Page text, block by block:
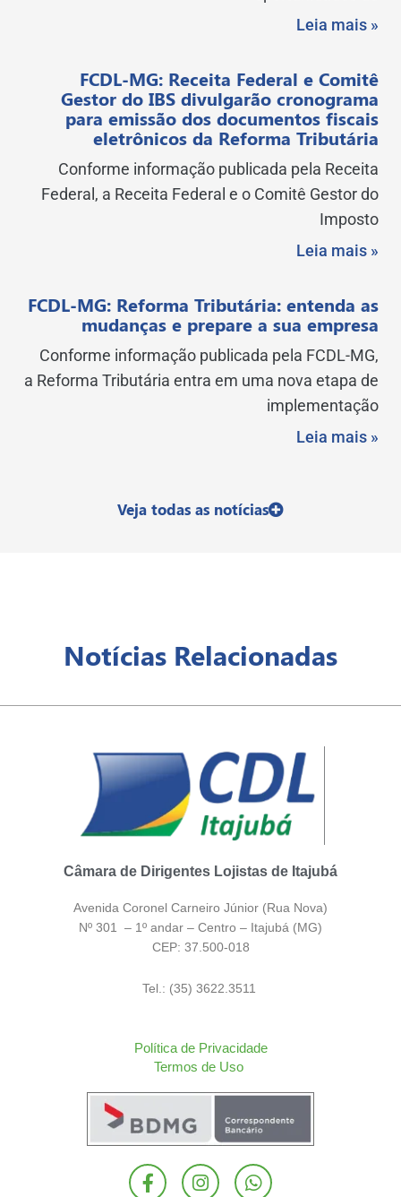
Leia mais »
FCDL-MG: Receita Federal e Comitê
Gestor do IBS divulgarão cronograma
para emissão dos documentos fiscais
eletrônicos da Reforma Tributária
Conforme informação publicada pela Receita
Federal, a Receita Federal e o Comitê Gestor do
Imposto
Leia mais »
FCDL-MG: Reforma Tributária: entenda as
mudanças e prepare a sua empresa
Conforme informação publicada pela FCDL-MG,
a Reforma Tributária entra em uma nova etapa de
implementação
Leia mais »
Veja todas as notícias
Notícias Relacionadas
Câmara de Dirigentes Lojistas de Itajubá
Avenida Coronel Carneiro Júnior (Rua Nova)
Nº 301 – 1º andar – Centro – Itajubá (MG)
CEP: 37.500-018
Tel.: (35) 3622.3511
Política de Privacidade
Termos de Uso
F
a
I
n
W
h